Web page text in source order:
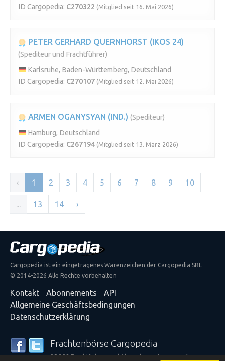
ID Cargopedia: C270322 (Mitglied seit 16. Mai 2026)
PETER GERHARD QUERNHORST (IKOS 24)
(Spediteur und Frachtführer)
Karlsruhe, Baden-Württemberg, Deutschland
ID Cargopedia: C270107 (Mitglied seit 12. Mai 2026)
ARMEN OGANYSYAN (IND.) (Spediteur)
Hamburg, Deutschland
ID Cargopedia: C267194 (Mitglied seit 13. März 2026)
‹ 1 2 3 4 5 6 7 8 9 10
... 13 14 ›
Cargopedia ist ein eingetragenes Warenzeichen der Cargopedia SRL
© 2014-2026 Alle Rechte vorbehalten
Kontakt Abonnements
API
Allgemeine Geschäftsbedingungen
Datenschutzerklärung
Frachtenbörse Cargopedia
25.328 Frachtführer und Absender vertrauen auf unsere